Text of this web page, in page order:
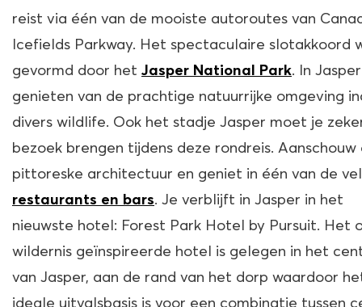
reist via één van de mooiste autoroutes van
Icefields Parkway. Het spectaculaire slotakkoord
gevormd door het Jasper National Park. In
genieten van de prachtige natuurrijke omgeving
divers wildlife. Ook het stadje Jasper moet je
bezoek brengen tijdens deze rondreis. Aanschouw
pittoreske architectuur en geniet in één van de
restaurants en bars. Je verblijft in Jasper in het
nieuwste hotel: Forest Park Hotel by Pursuit. Het
wildernis geïnspireerde hotel is gelegen in het
van Jasper, aan de rand van het dorp waardoor
ideale uitvalsbasis is voor een combinatie tussen